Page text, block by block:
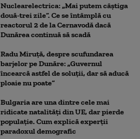
Nuclearelectrica: „Mai putem câștiga
două-trei zile”. Ce se întâmplă cu
reactorul 2 de la Cernavodă dacă
Dunărea continuă să scadă
Radu Miruță, despre scufundarea
barjelor pe Dunăre: „Guvernul
încearcă astfel de soluții, dar să aducă
ploaie nu poate”
Bulgaria are una dintre cele mai
ridicate natalități din UE, dar pierde
populație. Cum explică experții
paradoxul demografic